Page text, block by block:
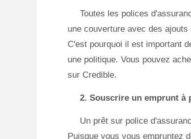
Toutes les polices
une couverture avec des
C'est pourquoi il est important
une politique. Vous pouvez
sur Credible.
2. Souscrire un emprunt à
Un prêt sur police
Puisque vous vous empruntez